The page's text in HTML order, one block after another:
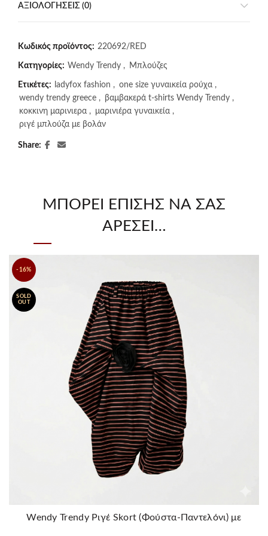
ΑΞΙΟΛΟΓΉΣΕΙΣ (0)
Κωδικός προϊόντος: 220692/RED
Κατηγορίες: Wendy Trendy , Μπλούζες
Ετικέτες: ladyfox fashion , one size γυναικεία ρούχα ,
wendy trendy greece , βαμβακερά t-shirts Wendy Trendy ,
κοκκινη μαρινιερα , μαρινιέρα γυναικεία ,
ριγέ μπλούζα με βολάν
Share
ΜΠΟΡΕΊ ΕΠΊΣΗΣ ΝΑ ΣΑΣ
ΑΡΈΣΕΙ…
-16%
SOLD
OUT
Wendy Trendy Ριγέ Skort (Φούστα-Παντελόνι) με